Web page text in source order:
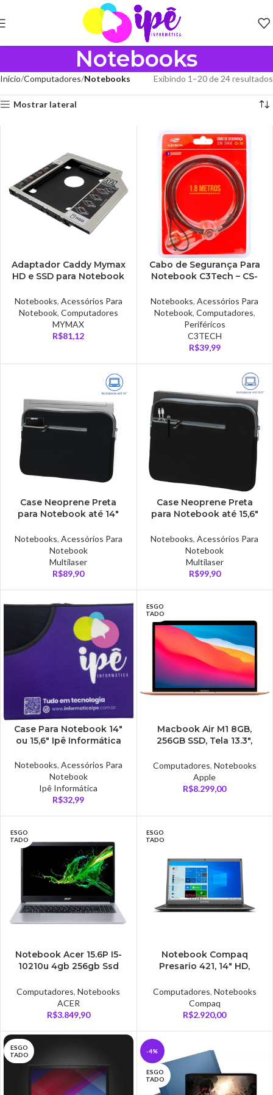
Notebooks
Início Computadores Notebooks Exibindo 1–20 de 24 resultados
Mostrar lateral
Adaptador Caddy Mymax
HD e SSD para Notebook
1111/127
Notebooks, Acessórios Para
Notebook, Computadores
MYMAX
R$81,12
Cabo de Segurança Para
Notebook C3Tech – CS-
Notebooks,Acessórios Para
Notebook, Computadores,
Periféricos
C3TECH
R$39,99
Case Neoprene Preta
para Notebook até 14″
Notebooks, Acessórios Para
Notebook
Multilaser
R$89,90
Case Neoprene Preta
para Notebook até 15,6″
Notebooks,Acessórios Para
Notebook
Multilaser
R$99,90
Case Para Notebook 14″
ou 15,6″ Ipê Informática
Notebooks, Acessórios Para
Notebook
Ipê Informática
R$32,99
ESGO
TADO
Macbook Air M1 8GB,
256GB SSD, Tela 13.3″,
Computadores, Notebooks
Apple
R$8.299,00
ESGO
TADO
Notebook Acer 15.6P I5-
10210u 4gb 256gb Ssd
Computadores,Notebooks
ACER
R$3.849,90
ESGO
TADO
Notebook Compaq
Presario 421, 14″ HD,
SSD, 4GB, Shell Efi
Computadores, Notebooks
Compaq
R$2.920,00
ESGO
TADO
-4%
ESGO
TADO